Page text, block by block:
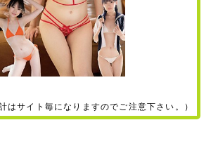
はサイト毎になりますのでご注意下さい。）